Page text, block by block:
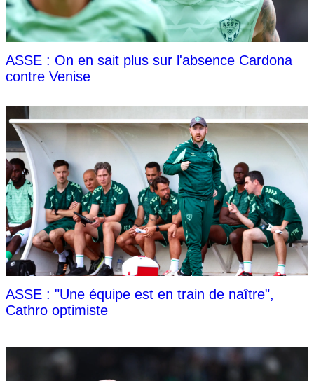
ASSE : On en sait plus sur l'absence Cardona
contre Venise
ASSE : "Une équipe est en train de naître",
Cathro optimiste